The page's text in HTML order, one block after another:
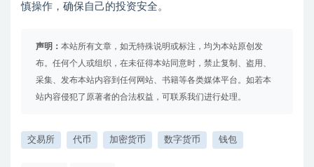
慎操作，确保自己的投资安全。
声明： 本站所有文章，如无特殊说明或标注，均为本站原创发
布。任何个人或组织，在未征得本站同意时，禁止复制、盗用、
采集、发布本站内容到任何网站、书籍等各类媒体平台。如若本
站内容侵犯了原著者的合法权益，可联系我们进行处理。
交易所 代币 加密货币 数字货币 钱包